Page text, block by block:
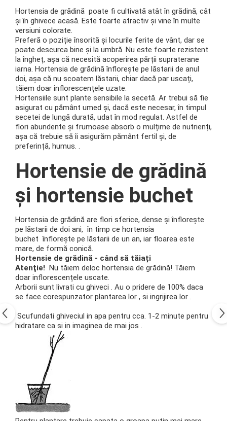
Hortensia de grădină poate fi cultivată atât în ​​grădină, cât
și în ghivece acasă. Este foarte atractiv și vine în multe
versiuni colorate.
Preferă o poziție însorită și locurile ferite de vânt, dar se
poate descurca bine și la umbră. Nu este foarte rezistent
la îngheț, așa că necesită acoperirea părții supraterane
iarna. Hortensia de grădină înflorește pe lăstarii de anul
doi, așa că nu scoatem lăstarii, chiar dacă par uscați,
tăiem doar inflorescențele uzate.
Hortensiile sunt plante sensibile la secetă. Ar trebui să fie
asigurat cu pământ umed și, dacă este necesar, în timpul
secetei de lungă durată, udat în mod regulat. Astfel de
flori abundente și frumoase absorb o mulțime de nutrienți,
așa că trebuie să îi asigurăm pământ fertil și, de
preferință, humus. .
Hortensie de grădină
și hortensie buchet
Hortensia de grădină are flori sferice, dense și înflorește
pe lăstarii de doi ani, în timp ce hortensia
buchet înflorește pe lăstarii de un an, iar floarea este
mare, de formă conică.
Hortensie de grădină - când să tăiați
Atenţie! Nu tăiem deloc hortensia de grădină! Tăiem
doar inflorescențele uscate.
Arborii sunt livrati cu ghiveci . Au o pridere de 100% daca
se face corespunzator plantarea lor , si ingrijirea lor .
Scufundati ghiveciul in apa pentru cca. 1-2 minute pentru
hidratare ca si in imaginea de mai jos .